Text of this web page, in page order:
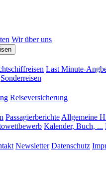
Wir über uns
Last Minute-
Sonderreisen
Reiseversicherung
Passagierberichte Allgemeine
Kalender, Buch, ...
Newsletter Datenschutz